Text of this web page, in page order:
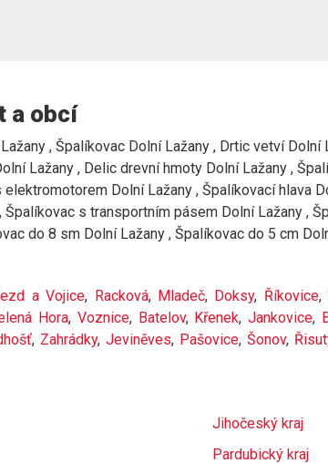
a obcí
, Špalíkovac Dolní Lažany , Drtic vetví Dolní
Lažany , Delic drevní hmoty Dolní Lažany ,
Dolní Lažany , Špalíkovací hlava
s transportním pásem Dolní Lažany ,
do 8 sm Dolní Lažany , Špalíkovac do 5 cm
a Vojice, Racková, Mladeč, Doksy, Říkovice,
Hora, Voznice, Batelov, Křenek,Jankovice,
, Zahrádky,Jeviněves, Pašovice,Šonov,
Jihočeský kraj
Pardubický kraj